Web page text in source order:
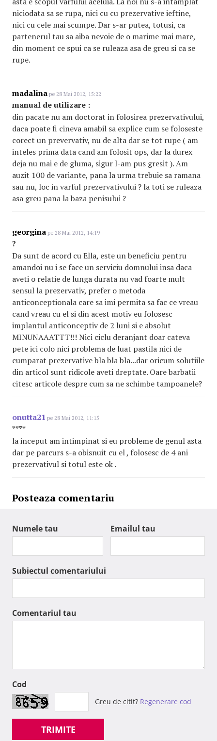
niciodata sa se rupa, nici cu cu prezervative ieftine,
nici cu cele mai scumpe. Dar s-ar putea, totusi, ca
partenerul tau sa aiba nevoie de o marime mai mare,
din moment ce spui ca se ruleaza asa de greu si ca se
rupe.
madalina pe 28 Mai 2012, 15:22
manual de utilizare :
din pacate nu am doctorat in folosirea prezervativului,
daca poate fi cineva amabil sa explice cum se foloseste
corect un prevervativ, nu de alta dar se tot rupe ( am
inteles prima data cand am folosit ops, dar la durex
deja nu mai e de gluma, sigur l-am pus gresit ). Am
auzit 100 de variante, pana la urma trebuie sa ramana
sau nu, loc in varful prezervativului ? la toti se ruleaza
asa greu pana la baza penisului ?
georgina pe 28 Mai 2012, 14:19
?
Da sunt de acord cu Ella, este un beneficiu pentru
amandoi nu i se face un serviciu domnului insa daca
aveti o relatie de lunga durata nu vad foarte mult
sensul la prezervativ, prefer o metoda
anticonceptionala care sa imi permita sa fac ce vreau
cand vreau cu el si din acest motiv eu folosesc
implantul anticonceptiv de 2 luni si e absolut
MINUNAAATTT!!! Nici ciclu deranjant doar cateva
pete ici colo nici problema de luat pastila nici de
cumparat prezervative bla bla bla...dar oricum solutiile
din articol sunt ridicole aveti dreptate. Oare barbatii
citesc articole despre cum sa ne schimbe tampoanele?
onutta21 pe 28 Mai 2012, 11:15
****
la inceput am intimpinat si eu probleme de genul asta
dar pe parcurs s-a obisnuit cu el , folosesc de 4 ani
prezervativul si totul este ok .
Posteaza comentariu
Numele tau Emailul tau
Subiectul comentariului
Comentariul tau
Cod
Greu de citit? Regenerare cod
TRIMITE